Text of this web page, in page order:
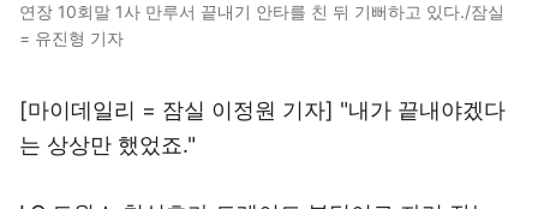
연장 10회말 1사 만루서 끝내기 안타를 친 뒤 기뻐하고 있다./잠실
= 유진형 기자
[마이데일리 = 잠실 이정원 기자] "내가 끝내야겠다
는 상상만 했었죠."